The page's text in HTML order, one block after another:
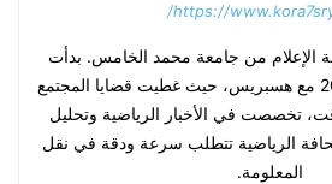
https://
الإعلام من جامعة محمد الخامس. بدأت
العمل الصحفي سنة 2016 مع هسبريس، حيث غطيت قضايا المجتمع
تخصصت في الأخبار الرياضية وتحليل
الرياضية تتطلب سرعة ودقة في نقل
المعلومة.